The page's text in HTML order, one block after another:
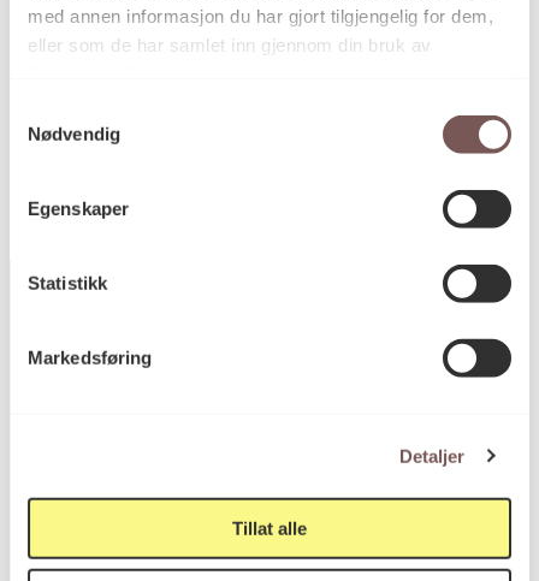
med annen informasjon du har gjort tilgjengelig for dem,
eller som de har samlet inn gjennom din bruk av
Nødvendig
Egenskaper
Statistikk
Markedsføring
Detaljer
Tillat alle
Dybde: 5cm
Postadresse
St. Olavs plass